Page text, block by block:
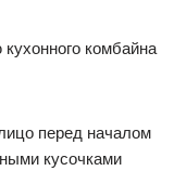
комбайна
перед началом
кусочками